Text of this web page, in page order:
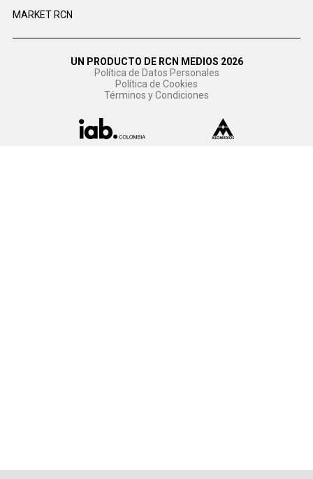
MARKET RCN
UN PRODUCTO DE RCN MEDIOS 2026
Política de Datos Personales
Política de Cookies
Términos y Condiciones